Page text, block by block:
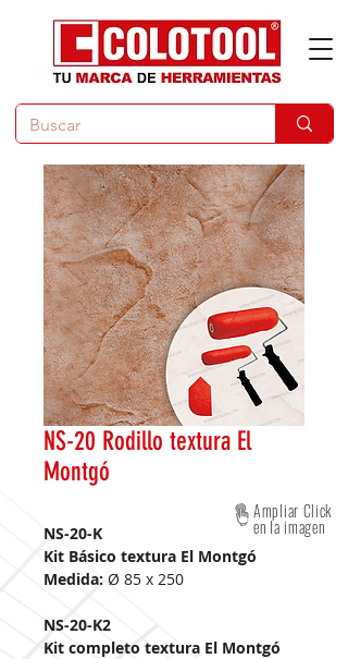
NS-20 Rodillo textura El
Montgó
NS-20-K
Kit Básico textura El Montgó
Medida: Ø 85 x 250
NS-20-K2
Kit completo textura El Montgó
Ampliar Click
en la imagen